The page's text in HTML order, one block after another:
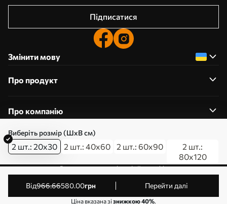
Виберіть розмір (ШхВ см)
2 шт.: 20x30 2 шт.: 40x60 2 шт.: 60x90
2 шт.:
80x120
від966.66580.00грн Перейти далі
Ціна вказана зізнижкою 40%.
Підписатися
Змінити мову
Про продукт
Про компанію
Редагування дозволів на файли cookie
© 2011-2026 Art-holst. Усі права захищені. Власник:
ТОВ “КЛЄВЄР”. Код ЄДРПОУ: 31780602.